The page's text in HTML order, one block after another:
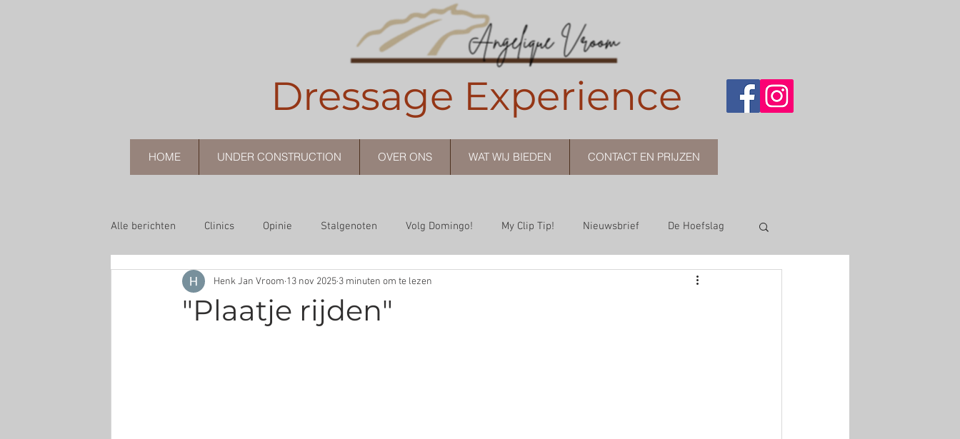
Dressage Experience
HOME UNDER CONSTRUCTION OVER ONS WAT WIJ BIEDEN CONTACT EN PRIJZEN
Alle berichten Clinics Opinie Stalgenoten Volg Domingo! My Clip Tip! Nieuwsbrief De Hoefslag
"Plaatje rijden"
Henk Jan Vroom 13 nov 2025 3 minuten om te lezen